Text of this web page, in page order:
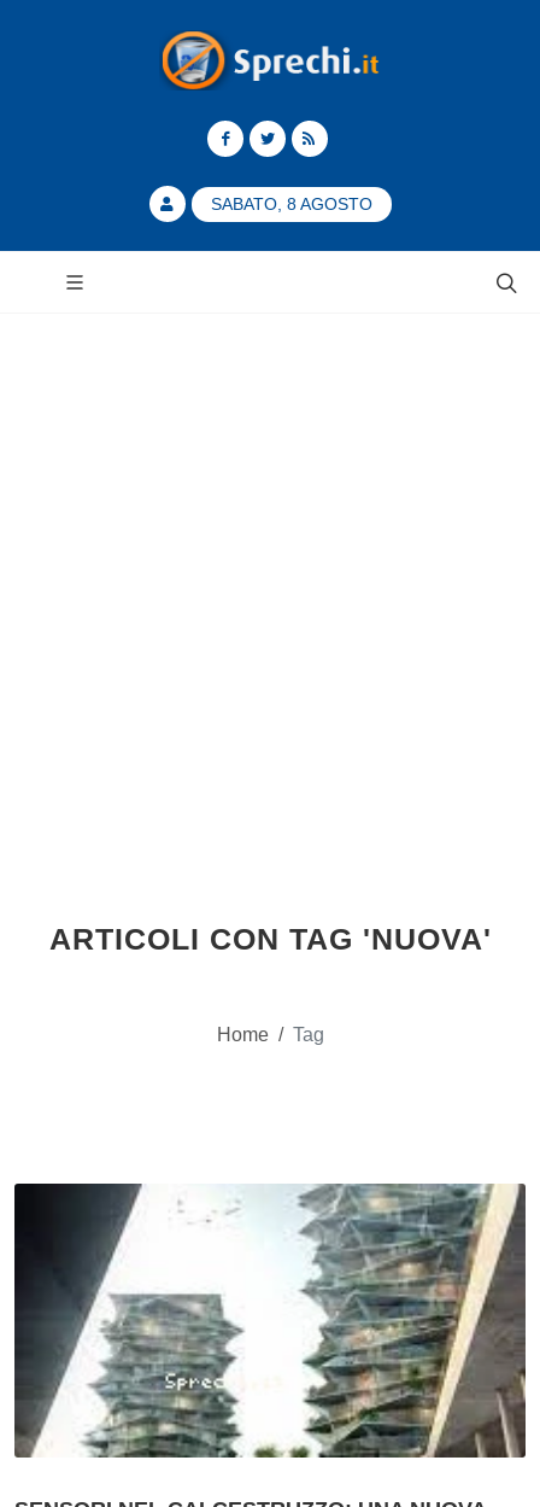
SABATO, 8 AGOSTO
ARTICOLI CON TAG 'NUOVA'
Home / Tag